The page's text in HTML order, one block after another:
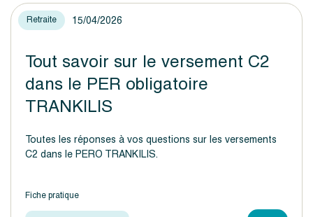
Retraite 15/04/2026
Tout savoir sur le versement C2
dans le PER obligatoire
TRANKILIS
Toutes les réponses à vos questions sur les versements
C2 dans le PERO TRANKILIS.
Fiche pratique